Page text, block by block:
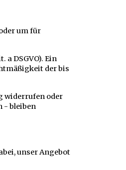
um für
DSGVO). Ein
der bis
widerrufen oder
- bleiben
unser Angebot